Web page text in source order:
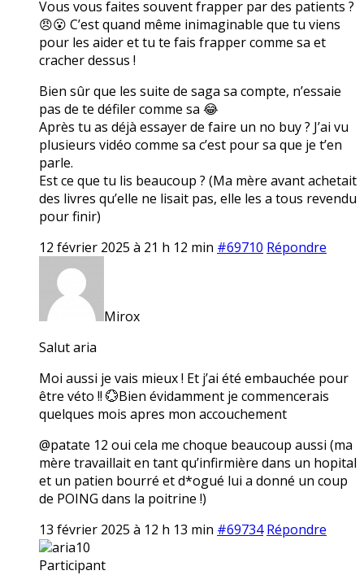
Vous vous faites souvent frapper par des patients ?
😠😮 C’est quand même inimaginable que tu viens
pour les aider et tu te fais frapper comme sa et
cracher dessus !
Bien sûr que les suite de saga sa compte, n’essaie
pas de te défiler comme sa 😂
Après tu as déjà essayer de faire un no buy ? J’ai vu
plusieurs vidéo comme sa c’est pour sa que je t’en
parle.
Est ce que tu lis beaucoup ? (Ma mère avant achetait
des livres qu’elle ne lisait pas, elle les a tous revendu
pour finir)
12 février 2025 à 21 h 12 min #69710 Répondre
Mirox
Salut aria
Moi aussi je vais mieux ! Et j’ai été embauchée pour
être véto !! 💮Bien évidamment je commencerais
quelques mois apres mon accouchement
@patate 12 oui cela me choque beaucoup aussi (ma
mère travaillait en tant qu’infirmière dans un hopital
et un patien bourré et d*ogué lui a donné un coup
de POING dans la poitrine !)
13 février 2025 à 12 h 13 min #69734 Répondre
aria10
Participant